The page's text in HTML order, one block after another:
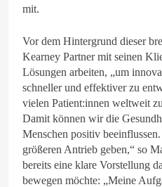
mit.
Vor dem Hintergrund dieser
Kearney Partner mit seinen
Lösungen arbeiten, „um
schneller und effektiver zu
vielen Patient:innen weltweit
Damit können wir die
Menschen positiv
größeren Antrieb geben,“ so
bereits eine klare Vorstellung
bewegen möchte: „Meine